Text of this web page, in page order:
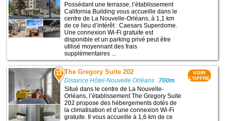
Possédant une terrasse, l’établissement
California Building vous accueille dans le
centre de La Nouvelle-Orléans, à 1,1 km
de ce lieu d’intérêt : Caesars Superdome.
Une connexion Wi-Fi gratuite est
disponible et un parking privé peut être
utilisé moyennant des frais
supplémentaires ...
11 The Gregory Suite 202
Distance Hôtel-Nouvelle Orléans : 700m
Situé dans le centre de La Nouvelle-
Orléans, l’établissement The Gregory Suite
202 propose des hébergements dotés de
la climatisation et d’une connexion Wi-Fi
gratuite. Il vous accueille à 1,6 km de ce
VOIR
L'OFFRE